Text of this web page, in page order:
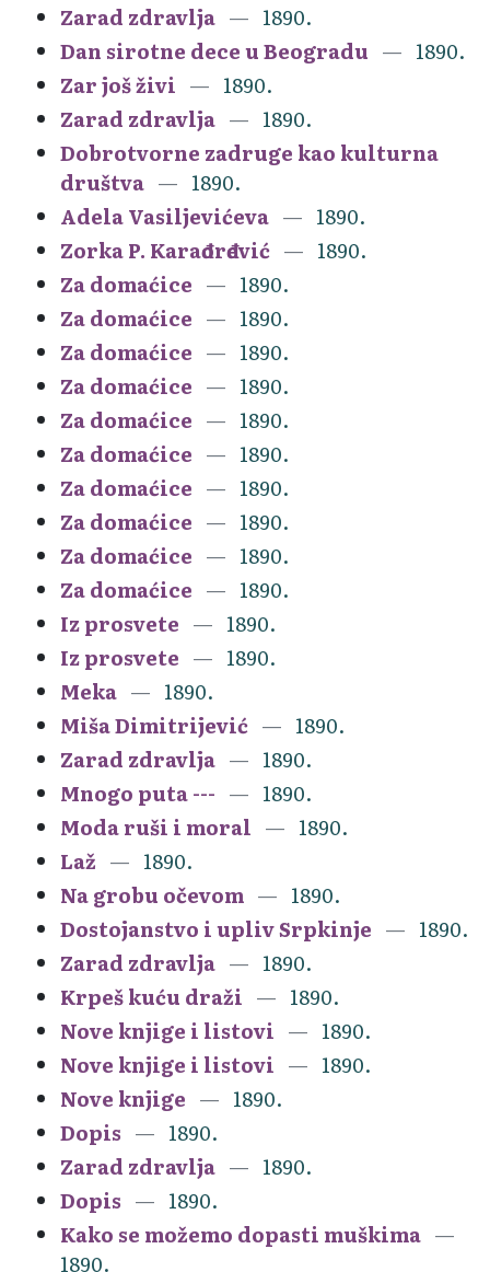
Zarad zdravlja
1890.
Dan sirotne dece u Beogradu
1890.
Zar još živi
1890.
Zarad zdravlja
1890.
Dobrotvorne zadruge kao kulturna
društva
1890.
Adela Vasiljevićeva
1890.
Zorka P. Karađorđević
1890.
Za domaćice
1890.
Za domaćice
1890.
Za domaćice
1890.
Za domaćice
1890.
Za domaćice
1890.
Za domaćice
1890.
Za domaćice
1890.
Za domaćice
1890.
Za domaćice
1890.
Za domaćice
1890.
Iz prosvete
1890.
Iz prosvete
1890.
Meka
1890.
Miša Dimitrijević
1890.
Zarad zdravlja
1890.
Mnogo puta ---
1890.
Moda ruši i moral
1890.
Laž
1890.
Na grobu očevom
1890.
Dostojanstvo i upliv Srpkinje
1890.
Zarad zdravlja
1890.
Krpeš kuću draži
1890.
Nove knjige i listovi
1890.
Nove knjige i listovi
1890.
Nove knjige
1890.
Dopis
1890.
Zarad zdravlja
1890.
Dopis
1890.
Kako se možemo dopasti muškima
1890.